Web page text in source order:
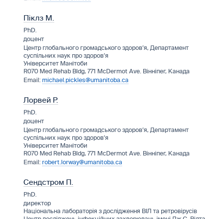
Піклз М.
PhD.
доцент
Центр глобального громадського здоров’я, Департамент
суспільних наук про здоров’я
Університет Манітоби
R070 Med Rehab Bldg, 771 McDermot Ave. Вінніпег, Канада
michael.pickles@umanitoba.ca
Лорвей Р.
PhD.
доцент
Центр глобального громадського здоров’я, Департамент
суспільних наук про здоров’я
Університет Манітоби
R070 Med Rehab Bldg, 771 McDermot Ave. Вінніпег, Канада
robert.lorway@umanitoba.ca
Сендстром П.
PhD.
директор
Національна лабораторія з дослідження ВІЛ та ретровірусів